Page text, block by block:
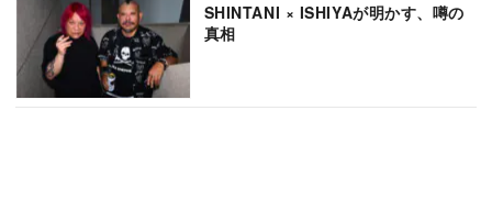
SHINTANI × ISHIYAが明かす、噂の
真相